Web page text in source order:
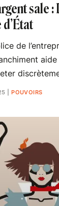
sale
de
|POUVOIRS